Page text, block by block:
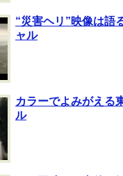
“災害ヘリ”映像は語
ャル
カラーでよみがえる
ル